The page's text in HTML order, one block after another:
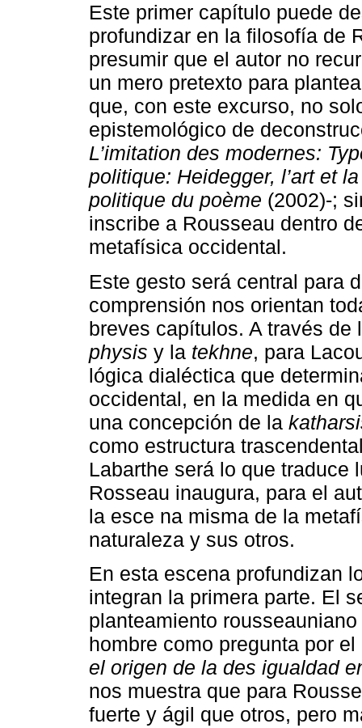
Este primer capítulo puede
profundizar en la filosofía de
presumir que el autor no
un mero pretexto para
que, con este excurso, no
epistemológico de
L’imitation des modernes:
politique: Heidegger, l’art et
politique du poème (2002)-;
inscribe a Rousseau dentro
metafísica occidental.
Este gesto será central para
comprensión nos orientan
breves capítulos. A través de
physis y la tekhne, para
lógica dialéctica que
occidental, en la medida en
una concepción de la
como estructura
Labarthe será lo que traduce
Rosseau inaugura, para el
la esce na misma de la
naturaleza y sus otros.
En esta escena profundizan
integran la primera parte. El
planteamiento
hombre como pregunta por
el origen de la des igualdad
nos muestra que para
fuerte y ágil que otros, pero